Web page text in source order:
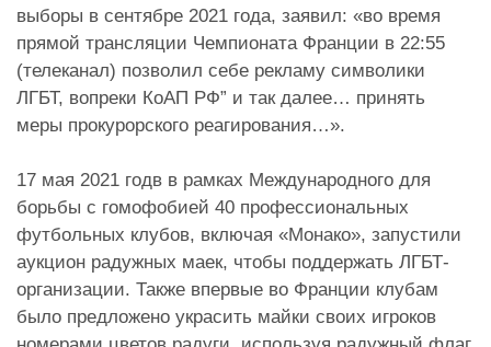
выборы в сентябре 2021 года, заявил: «во время
прямой трансляции Чемпионата Франции в 22:55
(телеканал) позволил себе рекламу символики
ЛГБТ, вопреки КоАП РФ” и так далее… принять
меры прокурорского реагирования…».
17 мая 2021 годв в рамках Международного для
борьбы с гомофобией 40 профессиональных
футбольных клубов, включая «Монако», запустили
аукцион радужных маек, чтобы поддержать ЛГБТ-
организации. Также впервые во Франции клубам
было предложено украсить майки своих игроков